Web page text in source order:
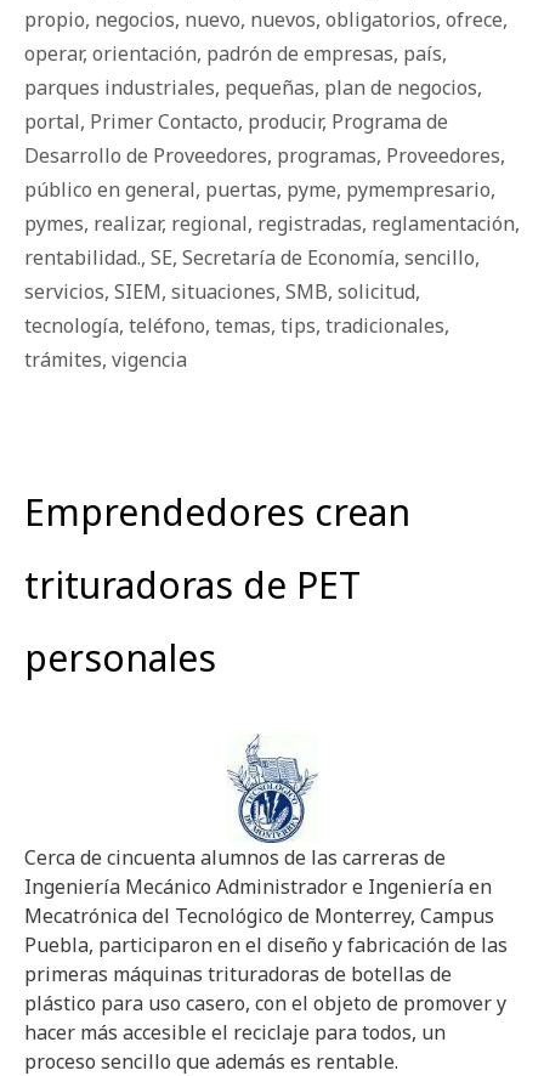
propio, negocios, nuevo, nuevos, obligatorios, ofrece,
operar, orientación, padrón de empresas, país,
parques industriales, pequeñas, plan de negocios,
portal, Primer Contacto, producir, Programa de
Desarrollo de Proveedores, programas, Proveedores,
público en general, puertas, pyme, pymempresario,
pymes, realizar, regional, registradas, reglamentación,
rentabilidad., SE, Secretaría de Economía, sencillo,
servicios, SIEM, situaciones, SMB, solicitud,
tecnología, teléfono, temas, tips, tradicionales,
trámites, vigencia
Emprendedores crean
trituradoras de PET
personales
Cerca de cincuenta alumnos de las carreras de
Ingeniería Mecánico Administrador e Ingeniería en
Mecatrónica del Tecnológico de Monterrey, Campus
Puebla, participaron en el diseño y fabricación de las
primeras máquinas trituradoras de botellas de
plástico para uso casero, con el objeto de promover y
hacer más accesible el reciclaje para todos, un
proceso sencillo que además es rentable.